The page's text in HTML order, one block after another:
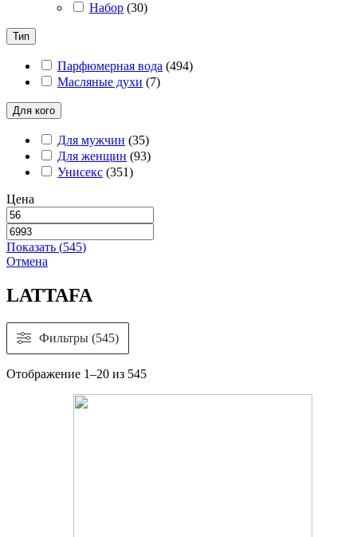
Набор (30)
Тип
Парфюмерная вода (494)
Масляные духи (7)
Для кого
Для мужчин (35)
Для женщин (93)
Унисекс (351)
Цена
Показать (545)
Отмена
LATTAFA
Фильтры (545)
Отображение 1–20 из 545